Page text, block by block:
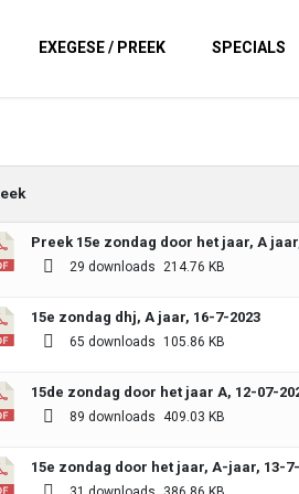
EXEGESE / PREEK SPECIALS
Preek 15e zondag door het jaar, A
29 downloads 214.76 KB
15e zondag dhj, A jaar, 16-7-2023
65 downloads 105.86 KB
15de zondag door het jaar A, 12-07-
89 downloads 409.03 KB
15e zondag door het jaar, A-jaar, 13-